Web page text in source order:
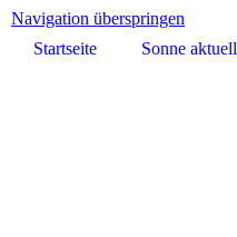
Navigation überspringen
Startseite
Sonne aktuell